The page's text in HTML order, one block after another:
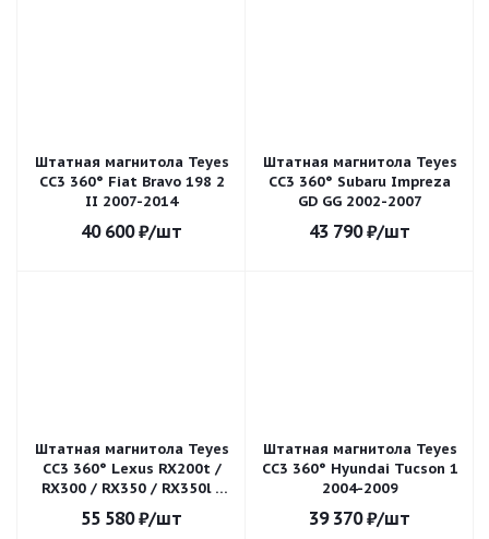
Штатная магнитола Teyes
CC3 360° Fiat Bravo 198 2
II 2007-2014
40 600₽/шт
Штатная магнитола Teyes
CC3 360° Subaru Impreza
GD GG 2002-2007
43 790₽/шт
Штатная магнитола Teyes
CC3 360° Lexus RX200t /
RX300 / RX350 / RX350l /
RX450h / RX450hl / AL20
2015-2021
55 580₽/шт
Штатная магнитола Teyes
CC3 360° Hyundai Tucson 1
2004-2009
39 370₽/шт